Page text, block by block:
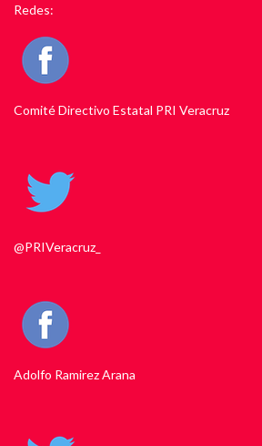
Redes:
Comité Directivo Estatal PRI Veracruz
@PRIVeracruz_
Adolfo Ramirez Arana